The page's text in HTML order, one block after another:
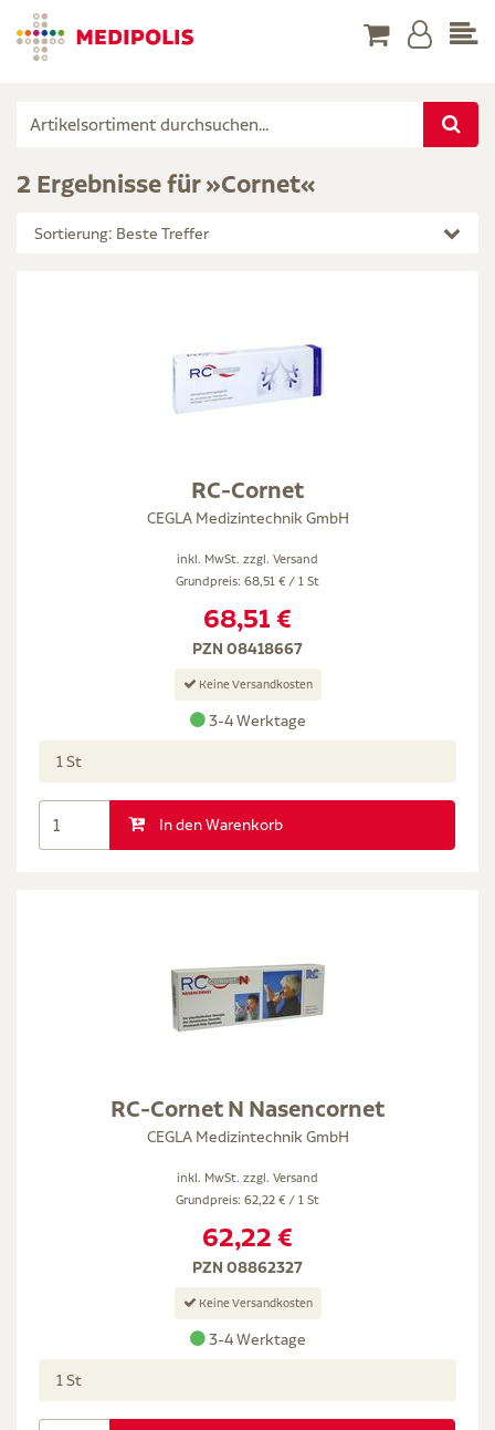
2 Ergebnisse für »Cornet«
Sortierung: Beste Treffer
RC-Cornet
CEGLA Medizintechnik GmbH
inkl. MwSt. zzgl. Versand
Grundpreis: 68,51 € / 1 St
68,51 €
PZN 08418667
Keine Versandkosten
3-4 Werktage
1 St
In den Warenkorb
RC-Cornet N Nasencornet
CEGLA Medizintechnik GmbH
inkl. MwSt. zzgl. Versand
Grundpreis: 62,22 € / 1 St
62,22 €
PZN 08862327
Keine Versandkosten
3-4 Werktage
1 St